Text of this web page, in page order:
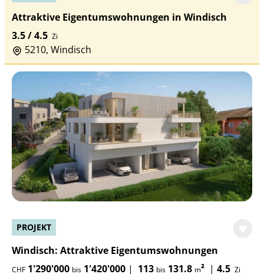
Attraktive Eigentumswohnungen in Windisch
3.5 / 4.5 Zi
5210, Windisch
PROJEKT
Windisch: Attraktive Eigentumswohnungen
CHF 1'290'000 bis 1'420'000 | 113 bis 131.8 m² | 4.5 Zi